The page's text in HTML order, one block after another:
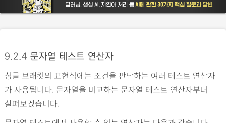
e
u
s
x
9.2.4 문자열 테스트 연산자
싱글 브래킷의 표현식에는 조건을 판단하는 여러 테스트 연산자
가 사용됩니다. 문자열을 비교하는 문자열 테스트 연산자부터
살펴보겠습니다.